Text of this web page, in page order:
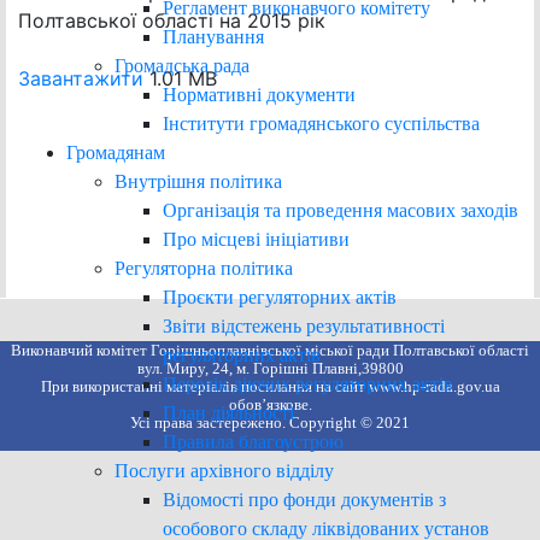
Регламент виконавчого комітету
Планування
Громадська рада
Нормативні документи
Інститути громадянського суспільства
Громадянам
Внутрішня політика
Організація та проведення масових заходів
Про місцеві ініціативи
Регуляторна політика
Проєкти регуляторних актів
Звіти відстежень результативності
регуляторних актів
Перелік діючих регуляторних актів
План діяльності
Правила благоустрою
Послуги архівного відділу
Відомості про фонди документів з
особового складу ліквідованих установ
Полтавської області на 2015 рік
Завантажити1.01 MB
Виконавчий комітет Горішньоплавнівської міської ради Полтавської області
вул. Миру, 24, м. Горішні Плавні,39800
При використанні матеріалів посилання на сайт www.hp-rada.gov.ua
обов’язкове.
Усі права застережено. Copyright © 2021